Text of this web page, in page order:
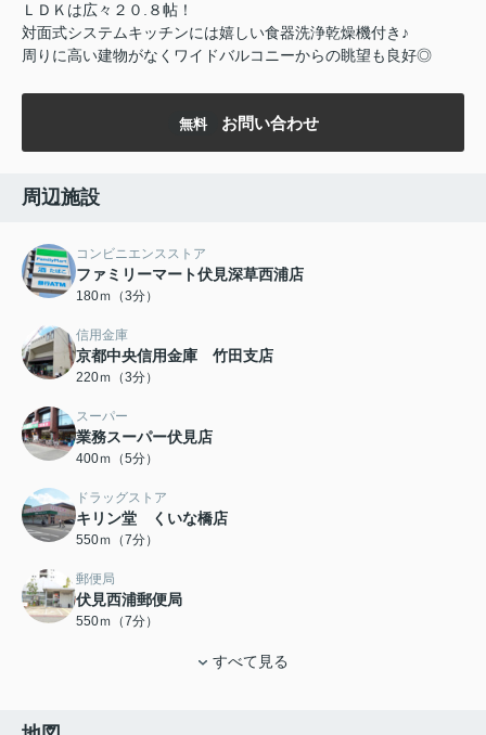
ＬＤＫは広々２０.８帖！
対面式システムキッチンには嬉しい食器洗浄乾燥機付き♪
周りに高い建物がなくワイドバルコニーからの眺望も良好◎
無料 お問い合わせ
周辺施設
コンビニエンスストア
ファミリーマート伏見深草西浦店
180ｍ（3分）
信用金庫
京都中央信用金庫 竹田支店
220ｍ（3分）
スーパー
業務スーパー伏見店
400ｍ（5分）
ドラッグストア
キリン堂 くいな橋店
550ｍ（7分）
郵便局
伏見西浦郵便局
550ｍ（7分）
すべて見る